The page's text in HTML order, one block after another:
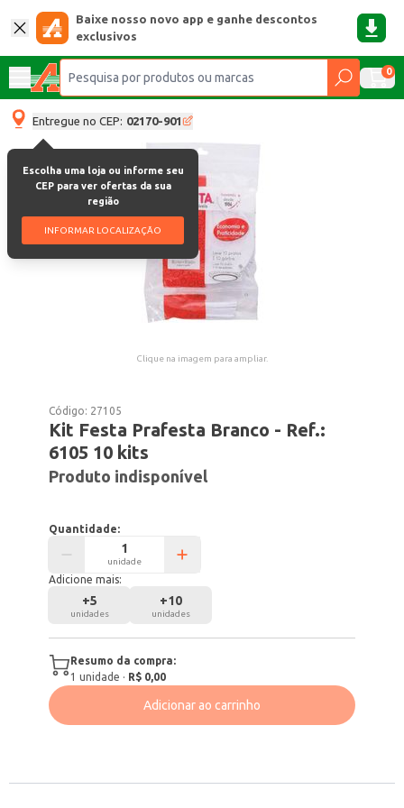
Baixe nosso novo app e ganhe descontos
exclusivos
0
Entregue no CEP: 02170-901
Escolha uma loja ou informe seu
CEP para ver ofertas da sua
região
INFORMAR LOCALIZAÇÃO
Clique na imagem para ampliar.
Código: 27105
Kit Festa Prafesta Branco - Ref.:
6105 10 kits
Produto indisponível
Quantidade:
unidade
Adicione mais:
+5
unidades
+10
unidades
Resumo da compra:
1 unidade · R$ 0,00
Adicionar ao carrinho